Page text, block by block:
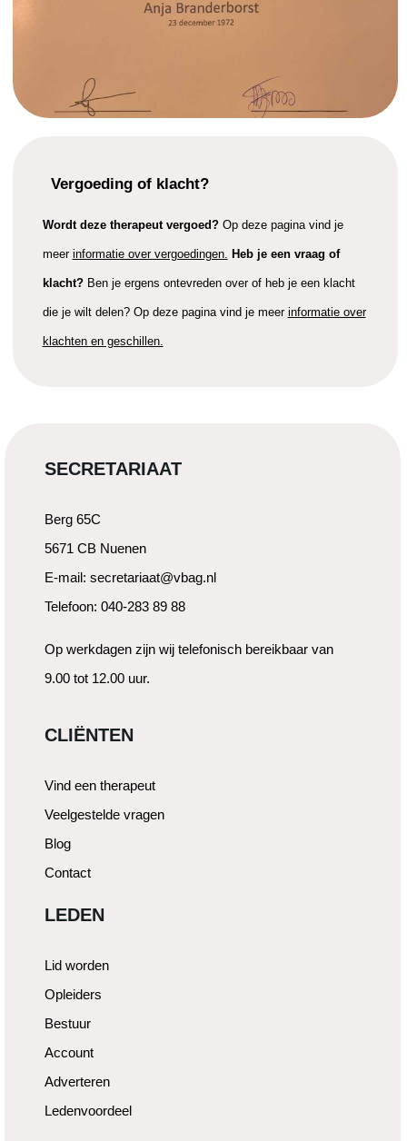
Vergoeding of klacht?
Wordt deze therapeut vergoed?Op deze pagina vind je
meer informatie over vergoedingen. Heb je een vraag of
klacht? Ben je ergens ontevreden over of heb je een klacht
die je wilt delen? Op deze pagina vind je meer informatie over
klachten en geschillen.
SECRETARIAAT
Berg 65C
5671 CB Nuenen
E-mail: secretariaat@vbag.nl
Telefoon: 040-283 89 88
Op werkdagen zijn wij telefonisch bereikbaar van
9.00 tot 12.00 uur.
CLIËNTEN
Vind een therapeut
Veelgestelde vragen
Blog
Contact
LEDEN
Lid worden
Opleiders
Bestuur
Account
Adverteren
Ledenvoordeel